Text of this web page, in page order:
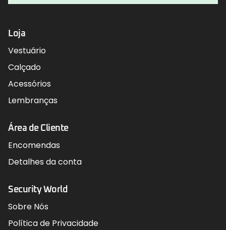
Loja
Vestuário
Calçado
Acessórios
Lembranças
Área de Cliente
Encomendas
Detalhes da conta
Security World
Sobre Nós
Política de Privacidade